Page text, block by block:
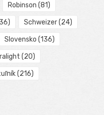
Robinson (81)
Schweizer(24)
Slovensko (136)
(20)
(216)